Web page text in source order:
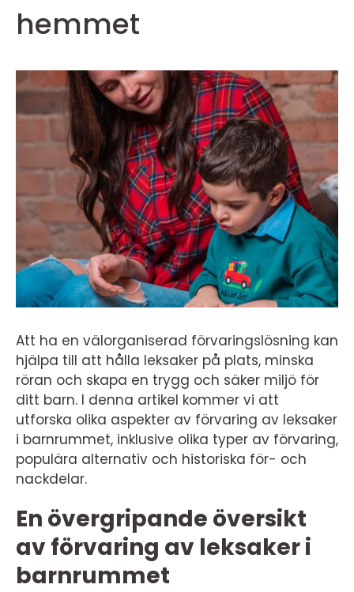
hemmet
Att ha en välorganiserad förvaringslösning kan
hjälpa till att hålla leksaker på plats, minska
röran och skapa en trygg och säker miljö för
ditt barn. I denna artikel kommer vi att
utforska olika aspekter av förvaring av leksaker
i barnrummet, inklusive olika typer av förvaring,
populära alternativ och historiska för- och
nackdelar.
En övergripande översikt
av förvaring av leksaker i
barnrummet